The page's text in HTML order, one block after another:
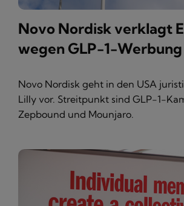
Novo Nordisk verklagt
wegen GLP-1-Werbung
Novo Nordisk geht in den USA
Lilly vor. Streitpunkt sind GLP-1-
Zepbound und Mounjaro.